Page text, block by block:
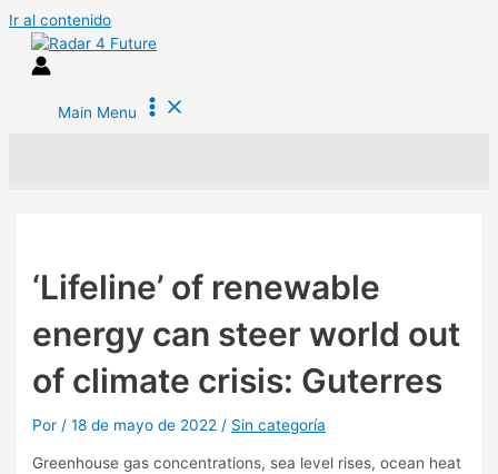
Ir al contenido
Main Menu
‘Lifeline’ of renewable
energy can steer world out
of climate crisis: Guterres
Por /18 de mayo de 2022 / Sin categoría
Greenhouse gas concentrations, sea level rises, ocean heat